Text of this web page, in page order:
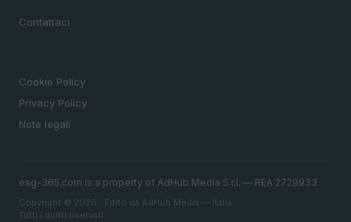
Contattaci
Cookie Policy
Privacy Policy
Note legali
esg-365.com is a property of AdHub Media S.r.l. — REA 2729933
Copyright © 2026 · Edito da AdHub Media — Italia
Tutti i diritti riservati